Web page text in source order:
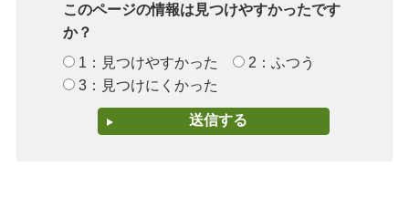
このページの情報は見つけやすかったです
か？
1：見つけやすかった
2：ふつう
3：見つけにくかった